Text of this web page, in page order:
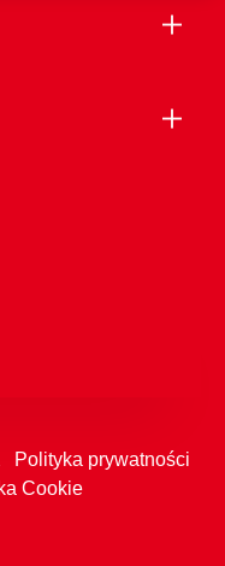
Polityka prywatności
Cookie